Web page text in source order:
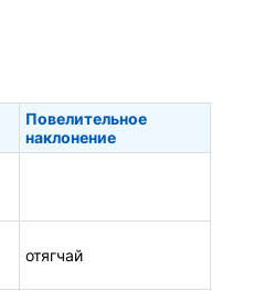
Повелительное
наклонение
отягчай